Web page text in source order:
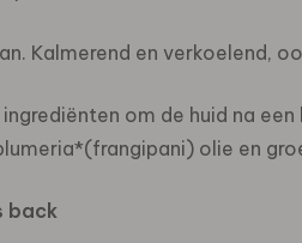
Kalmerend en verkoelend,
om de huid na
olie en
back